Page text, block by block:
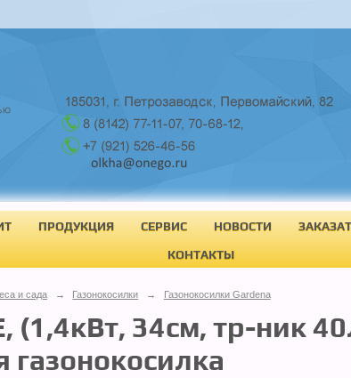
ПРОДУКЦИЯ СЕРВИС НОВОСТИ
КОНТАКТЫ
и сада → Газонокосилки → Газонокосилки Gardena
(1,4кВт, 34см, тр-ник
газонокосилка